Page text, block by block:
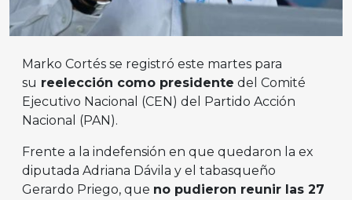
Marko Cortés se registró este martes para
su reelección como presidente del Comité
Ejecutivo Nacional (CEN) del Partido Acción
Nacional (PAN).
Frente a la indefensión en que quedaron la ex
diputada Adriana Dávila y el tabasqueño
Gerardo Priego, que no pudieron reunir las 27